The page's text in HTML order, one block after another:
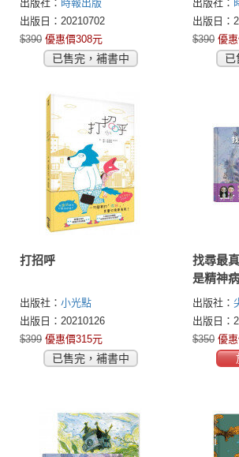
出版社： 時報出版
出版日：20210702
$390 優惠價308元
已售完，補書中
出版社：
出版日：
$390 優
已
打招呼
出版社： 小光點
出版日：20210126
$399 優惠價315元
已售完，補書中
找尋最
是精神
繪本5
出版社：
出版日：
$350 優